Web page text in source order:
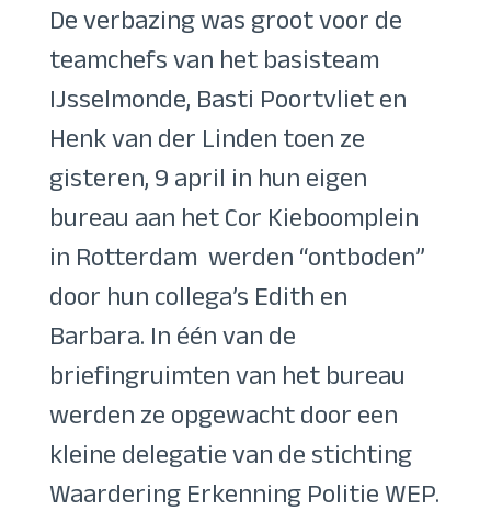
De verbazing was groot voor de
teamchefs van het basisteam
IJsselmonde, Basti Poortvliet en
Henk van der Linden toen ze
gisteren, 9 april in hun eigen
bureau aan het Cor Kieboomplein
in Rotterdam werden “ontboden”
door hun collega’s Edith en
Barbara. In één van de
briefingruimten van het bureau
werden ze opgewacht door een
kleine delegatie van de stichting
Waardering Erkenning Politie WEP.